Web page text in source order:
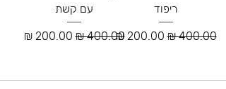
ריפוד
מחיר רגיל‏400.00 ‏₪ מחיר מבצע
עם קשת
מחיר רגיל‏400.00 ‏₪ מחיר מבצע